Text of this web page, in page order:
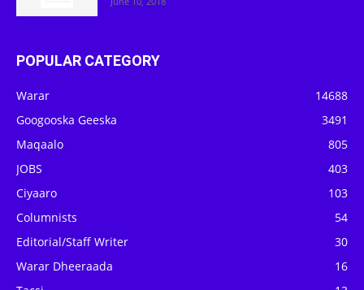
POPULAR CATEGORY
Warar
14688
Googooska Geeska
3491
Maqaalo
805
JOBS
403
Ciyaaro
103
Columnists
54
Editorial/Staff Writer
30
Warar Dheeraada
16